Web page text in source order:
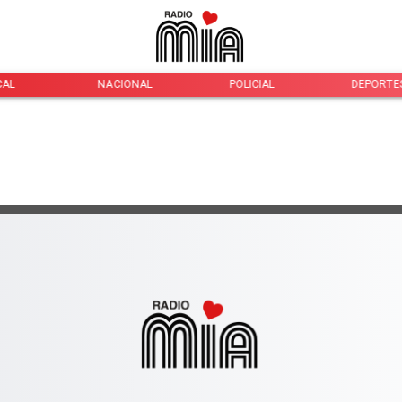
NACIONAL POLICIAL